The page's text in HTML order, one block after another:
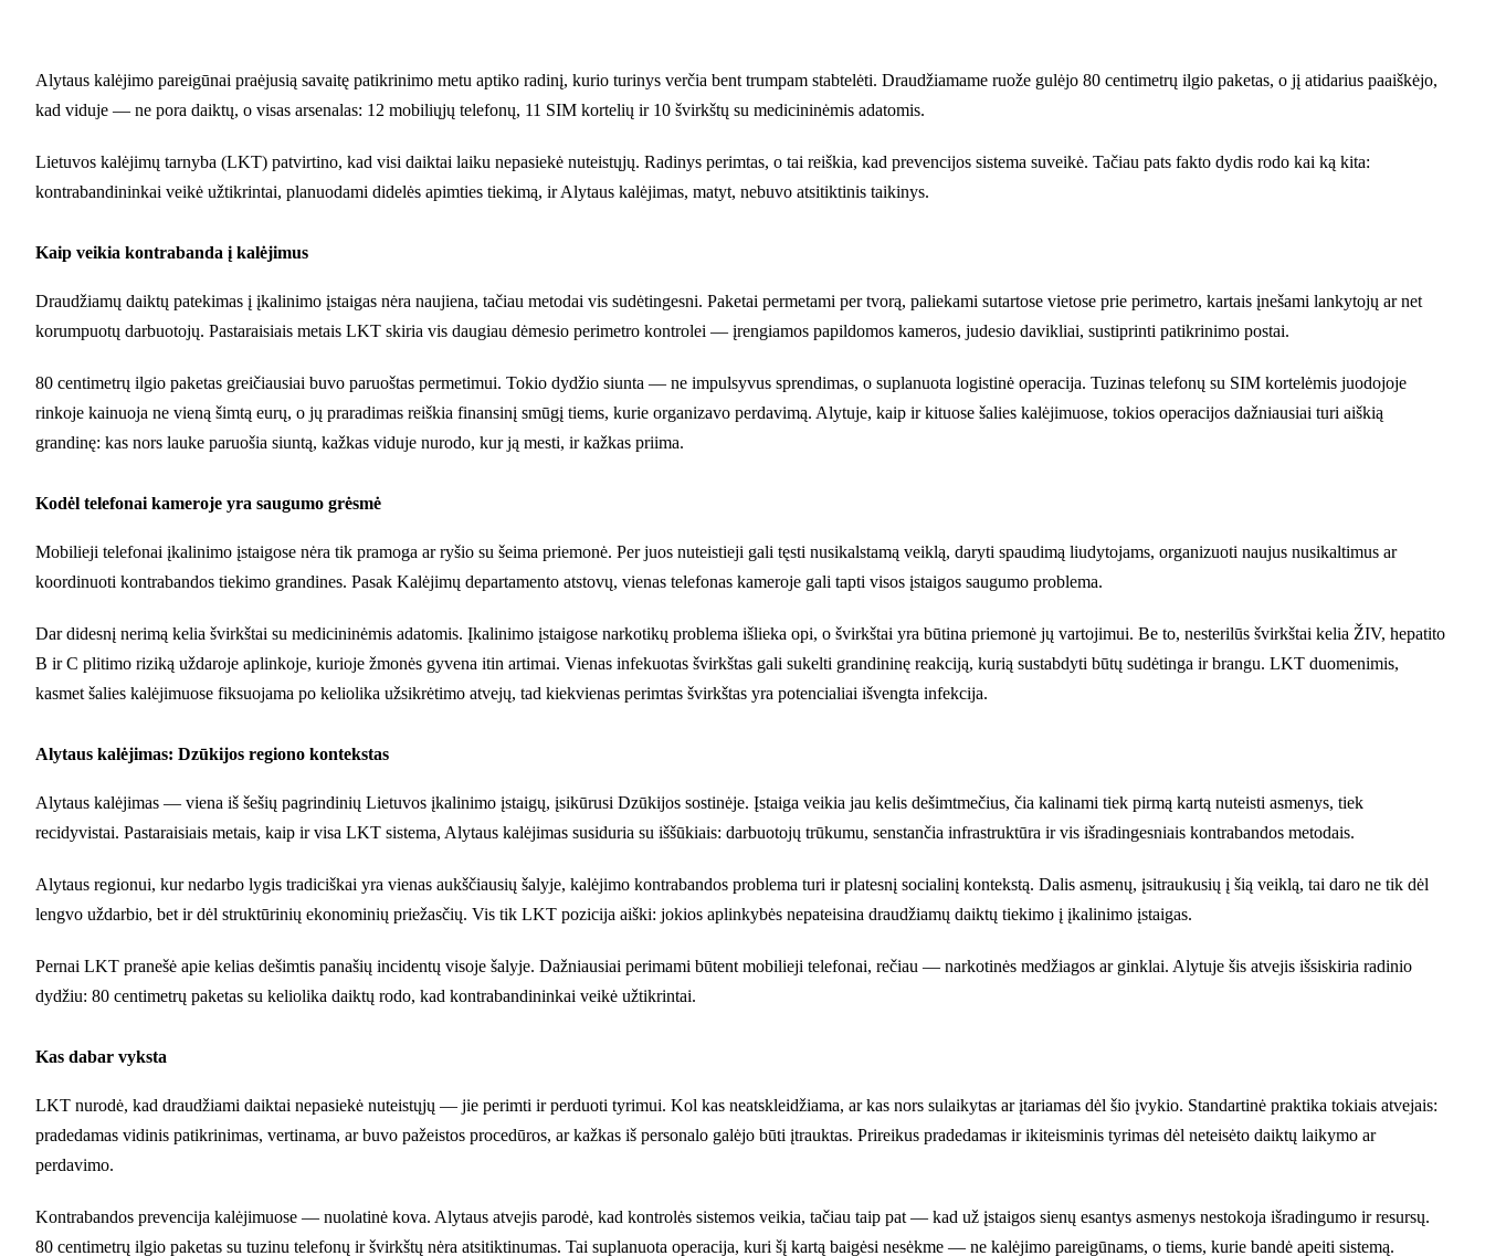
Alytaus kalėjimo pareigūnai praėjusią savaitę patikrinimo metu aptiko radinį, kurio turinys verčia bent trumpam stabtelėti. Draudžiamame ruože gulėjo 80 centimetrų ilgio paketas, o jį atidarius paaiškėjo,
kad viduje — ne pora daiktų, o visas arsenalas: 12 mobiliųjų telefonų, 11 SIM kortelių ir 10 švirkštų su medicininėmis adatomis.
Lietuvos kalėjimų tarnyba (LKT) patvirtino, kad visi daiktai laiku nepasiekė nuteistųjų. Radinys perimtas, o tai reiškia, kad prevencijos sistema suveikė. Tačiau pats fakto dydis rodo kai ką kita:
kontrabandininkai veikė užtikrintai, planuodami didelės apimties tiekimą, ir Alytaus kalėjimas, matyt, nebuvo atsitiktinis taikinys.
Kaip veikia kontrabanda į kalėjimus
Draudžiamų daiktų patekimas į įkalinimo įstaigas nėra naujiena, tačiau metodai vis sudėtingesni. Paketai permetami per tvorą, paliekami sutartose vietose prie perimetro, kartais įnešami lankytojų ar net
korumpuotų darbuotojų. Pastaraisiais metais LKT skiria vis daugiau dėmesio perimetro kontrolei — įrengiamos papildomos kameros, judesio davikliai, sustiprinti patikrinimo postai.
80 centimetrų ilgio paketas greičiausiai buvo paruoštas permetimui. Tokio dydžio siunta — ne impulsyvus sprendimas, o suplanuota logistinė operacija. Tuzinas telefonų su SIM kortelėmis juodojoje
rinkoje kainuoja ne vieną šimtą eurų, o jų praradimas reiškia finansinį smūgį tiems, kurie organizavo perdavimą. Alytuje, kaip ir kituose šalies kalėjimuose, tokios operacijos dažniausiai turi aiškią
grandinę: kas nors lauke paruošia siuntą, kažkas viduje nurodo, kur ją mesti, ir kažkas priima.
Kodėl telefonai kameroje yra saugumo grėsmė
Mobilieji telefonai įkalinimo įstaigose nėra tik pramoga ar ryšio su šeima priemonė. Per juos nuteistieji gali tęsti nusikalstamą veiklą, daryti spaudimą liudytojams, organizuoti naujus nusikaltimus ar
koordinuoti kontrabandos tiekimo grandines. Pasak Kalėjimų departamento atstovų, vienas telefonas kameroje gali tapti visos įstaigos saugumo problema.
Dar didesnį nerimą kelia švirkštai su medicininėmis adatomis. Įkalinimo įstaigose narkotikų problema išlieka opi, o švirkštai yra būtina priemonė jų vartojimui. Be to, nesterilūs švirkštai kelia ŽIV, hepatito
B ir C plitimo riziką uždaroje aplinkoje, kurioje žmonės gyvena itin artimai. Vienas infekuotas švirkštas gali sukelti grandininę reakciją, kurią sustabdyti būtų sudėtinga ir brangu. LKT duomenimis,
kasmet šalies kalėjimuose fiksuojama po keliolika užsikrėtimo atvejų, tad kiekvienas perimtas švirkštas yra potencialiai išvengta infekcija.
Alytaus kalėjimas: Dzūkijos regiono kontekstas
Alytaus kalėjimas — viena iš šešių pagrindinių Lietuvos įkalinimo įstaigų, įsikūrusi Dzūkijos sostinėje. Įstaiga veikia jau kelis dešimtmečius, čia kalinami tiek pirmą kartą nuteisti asmenys, tiek
recidyvistai. Pastaraisiais metais, kaip ir visa LKT sistema, Alytaus kalėjimas susiduria su iššūkiais: darbuotojų trūkumu, senstančia infrastruktūra ir vis išradingesniais kontrabandos metodais.
Alytaus regionui, kur nedarbo lygis tradiciškai yra vienas aukščiausių šalyje, kalėjimo kontrabandos problema turi ir platesnį socialinį kontekstą. Dalis asmenų, įsitraukusių į šią veiklą, tai daro ne tik dėl
lengvo uždarbio, bet ir dėl struktūrinių ekonominių priežasčių. Vis tik LKT pozicija aiški: jokios aplinkybės nepateisina draudžiamų daiktų tiekimo į įkalinimo įstaigas.
Pernai LKT pranešė apie kelias dešimtis panašių incidentų visoje šalyje. Dažniausiai perimami būtent mobilieji telefonai, rečiau — narkotinės medžiagos ar ginklai. Alytuje šis atvejis išsiskiria radinio
dydžiu: 80 centimetrų paketas su keliolika daiktų rodo, kad kontrabandininkai veikė užtikrintai.
Kas dabar vyksta
LKT nurodė, kad draudžiami daiktai nepasiekė nuteistųjų — jie perimti ir perduoti tyrimui. Kol kas neatskleidžiama, ar kas nors sulaikytas ar įtariamas dėl šio įvykio. Standartinė praktika tokiais atvejais:
pradedamas vidinis patikrinimas, vertinama, ar buvo pažeistos procedūros, ar kažkas iš personalo galėjo būti įtrauktas. Prireikus pradedamas ir ikiteisminis tyrimas dėl neteisėto daiktų laikymo ar
perdavimo.
Kontrabandos prevencija kalėjimuose — nuolatinė kova. Alytaus atvejis parodė, kad kontrolės sistemos veikia, tačiau taip pat — kad už įstaigos sienų esantys asmenys nestokoja išradingumo ir resursų.
80 centimetrų ilgio paketas su tuzinu telefonų ir švirkštų nėra atsitiktinumas. Tai suplanuota operacija, kuri šį kartą baigėsi nesėkme — ne kalėjimo pareigūnams, o tiems, kurie bandė apeiti sistemą.